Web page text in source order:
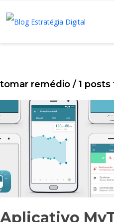
tomar remédio / 1 posts
Aplicativo